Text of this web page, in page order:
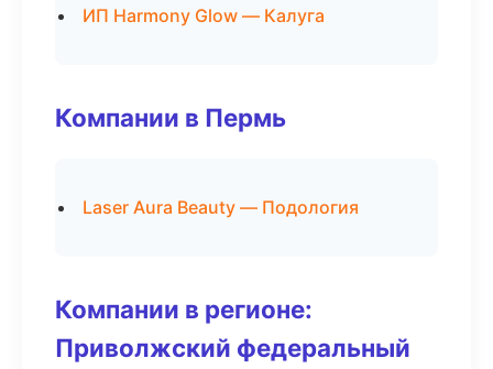
ИП Harmony Glow — Калуга
Компании в Пермь
Laser Aura Beauty — Подология
Компании в регионе:
Приволжский федеральный